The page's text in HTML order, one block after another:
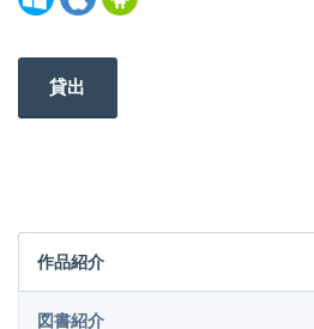
貸出
作品紹介
図書紹介